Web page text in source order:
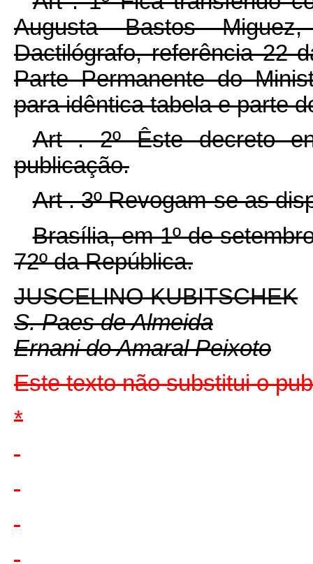
Augusta Bastos
Dactilógrafo, referência 22
Parte Permanente do
para idêntica tabela e parte
Art . 2º Êste decreto
publicação.
Art . 3º Revogam-se as
Brasília, em 1º de
72º da República.
JUSCELINO KUBITSCHEK
S. Paes de Almeida
Ernani do Amaral Peixoto
Este texto não substitui o
*